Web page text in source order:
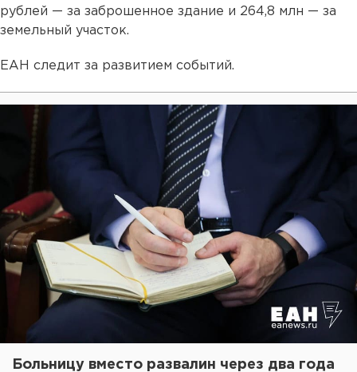
рублей — за заброшенное здание и 264,8 млн — за
земельный участок.
ЕАН следит за развитием событий.
Больницу вместо развалин через два года